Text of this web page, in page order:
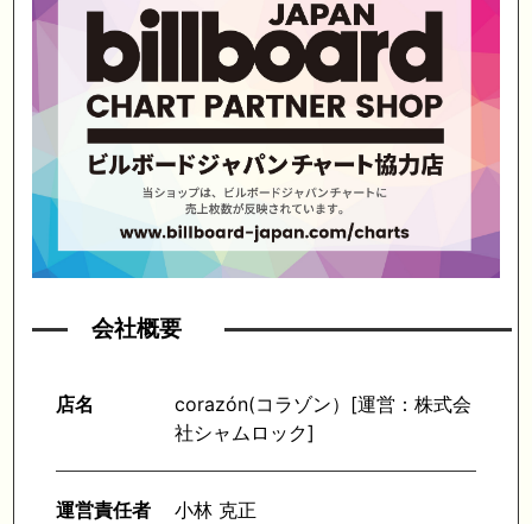
会社概要
店名
corazón(コラゾン）[運営：株式会
社シャムロック]
運営責任者 小林 克正